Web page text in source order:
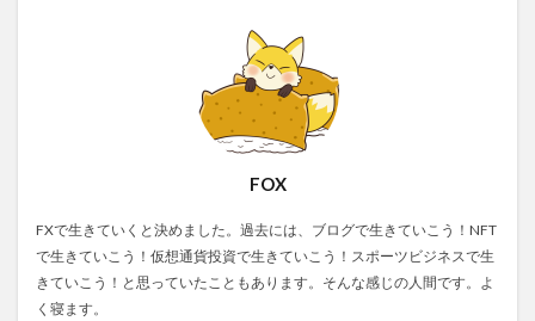
FOX
FXで生きていくと決めました。過去には、ブログで生きていこう！NFT
で生きていこう！仮想通貨投資で生きていこう！スポーツビジネスで生
きていこう！と思っていたこともあります。そんな感じの人間です。よ
く寝ます。